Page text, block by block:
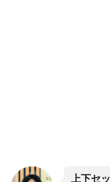
上下セ